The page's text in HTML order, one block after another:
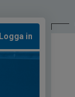
Logga in